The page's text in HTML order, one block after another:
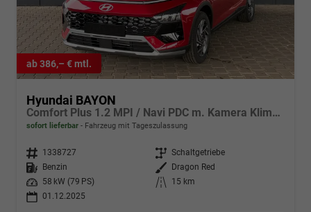
ab 386,– € mtl.
Hyundai BAYON
Comfort Plus 1.2 MPI / Navi PDC m. Kamera Klimaautom./ LED Sitz & Lenkr.Heiz/ Alu16
sofort lieferbar Fahrzeug mit Tageszulassung
Fahrzeugnr. 1338727 Getriebe Schaltgetriebe
Kraftstoff
Benzin Außenfarbe
Dragon Red
Leistung
58 kW (79 PS) Kilometerstand
15 km
01.12.2025